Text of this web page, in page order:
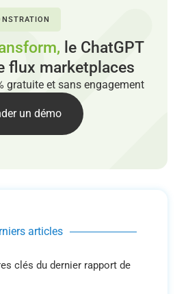
le ChatGPT
flux marketplaces
gratuite et sans engagement
un démo
articles
clés du dernier rapport de